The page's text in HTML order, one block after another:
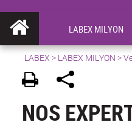
LABEX MILYON
LABEX > LABEX MILYON >
NOS